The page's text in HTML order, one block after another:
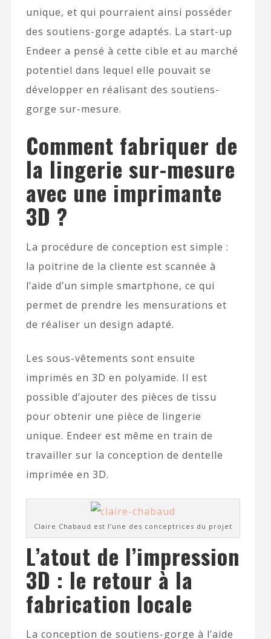
unique, et qui pourraient ainsi posséder
des soutiens-gorge adaptés. La start-up
Endeer a pensé à cette cible et au marché
potentiel dans lequel elle pouvait se
développer en réalisant des soutiens-
gorge sur-mesure.
Comment fabriquer de
la lingerie sur-mesure
avec une imprimante
3D ?
La procédure de conception est simple :
la poitrine de la cliente est scannée à
l’aide d’un simple smartphone, ce qui
permet de prendre les mensurations et
de réaliser un design adapté.
Les sous-vêtements sont ensuite
imprimés en 3D en polyamide. Il est
possible d’ajouter des pièces de tissu
pour obtenir une pièce de lingerie
unique. Endeer est même en train de
travailler sur la conception de dentelle
imprimée en 3D.
Claire Chabaud est l’une des conceptrices du projet
L’atout de l’impression
3D : le retour à la
fabrication locale
La conception de soutiens-gorge à l’aide